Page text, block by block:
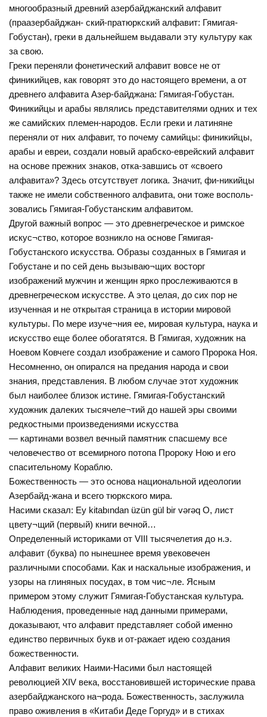
многообразный древний азербайджанский алфавит
(праазербайджан- ский-пратюркский алфавит: Гямигая-
Гобустан), греки в дальнейшем выдавали эту культуру как
за свою.
Греки переняли фонетический алфавит вовсе не от
финикийцев, как говорят это до настоящего времени, а от
древнего алфавита Азер-байджана: Гямигая-Гобустан.
Финикийцы и арабы являлись представителями одних и тех
же самийских племен-народов. Если греки и латиняне
переняли от них алфавит, то почему самийцы: финикийцы,
арабы и евреи, создали новый арабско-еврейский алфавит
на основе прежних знаков, отка-завшись от «своего
алфавита»? Здесь отсутствует логика. Значит, фи-никийцы
также не имели собственного алфавита, они тоже восполь-
зовались Гямигая-Гобустанским алфавитом.
Другой важный вопрос — это древнегреческое и римское
искус¬ство, которое возникло на основе Гямигая-
Гобустанского искусства. Образы созданных в Гямигая и
Гобустане и по сей день вызываю¬щих восторг
изображений мужчин и женщин ярко прослеживаются в
древнегреческом искусстве. А это целая, до сих пор не
изученная и не открытая страница в истории мировой
культуры. По мере изуче¬ния ее, мировая культура, наука и
искусство еще более обогатятся. В Гямигая, художник на
Ноевом Ковчеге создал изображение и самого Пророка Ноя.
Несомненно, он опирался на предания народа и свои
знания, представления. В любом случае этот художник
был наиболее близок истине. Гямигая-Гобустанский
художник далеких тысячеле¬тий до нашей эры своими
редкостными произведениями искусства
— картинами возвел вечный памятник спасшему все
человечество от всемирного потопа Пророку Ною и его
спасительному Кораблю.
Божественность — это основа национальной идеологии
Азербайд-жана и всего тюркского мира.
Насими сказал: Ey kitabından üzün gül bir vərəq О, лист
цвету¬щий (первый) книги вечной…
Определенный историками от VIII тысячелетия до н.э.
алфавит (буква) по нынешнее время увековечен
различными способами. Как и наскальные изображения, и
узоры на глиняных посудах, в том чис¬ле. Ясным
примером этому служит Гямигая-Гобустанская культура.
Наблюдения, проведенные над данными примерами,
доказывают, что алфавит представляет собой именно
единство первичных букв и от-ражает идею создания
божественности.
Алфавит великих Наими-Насими был настоящей
революцией XIV века, восстановившей исторические права
азербайджанского на¬рода. Божественность, заслужила
право оживления в «Китаби Деде Горгуд» и в стихах